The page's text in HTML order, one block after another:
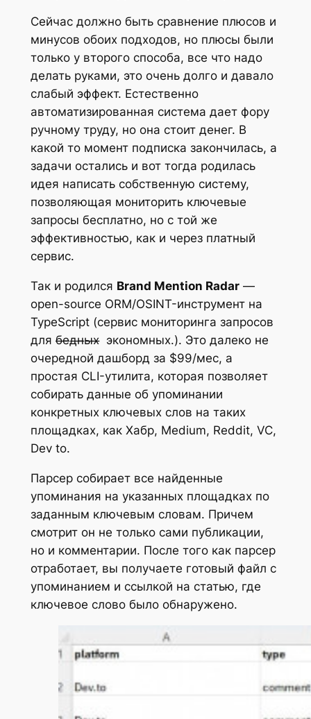
Сейчас должно быть сравнение плюсов и
минусов обоих подходов, но плюсы были
только у второго способа, все что надо
делать руками, это очень долго и давало
слабый эффект. Естественно
автоматизированная система дает фору
ручному труду, но она стоит денег. В
какой то момент подписка закончилась, а
задачи остались и вот тогда родилась
идея написать собственную систему,
позволяющая мониторить ключевые
запросы бесплатно, но с той же
эффективностью, как и через платный
сервис.
Так и родился Brand Mention Radar—
open-source ORM/OSINT-инструмент на
TypeScript (сервис мониторинга запросов
для б̶е̶д̶н̶ы̶х̶ экономных.). Это далеко не
очередной дашборд за $99/мес, а
простая CLI-утилита, которая позволяет
собирать данные об упоминании
конкретных ключевых слов на таких
площадках, как Хабр, Medium, Reddit, VC,
Dev to.
Парсер собирает все найденные
упоминания на указанных площадках по
заданным ключевым словам. Причем
смотрит он не только сами публикации,
но и комментарии. После того как парсер
отработает, вы получаете готовый файл с
упоминанием и ссылкой на статью, где
ключевое слово было обнаружено.